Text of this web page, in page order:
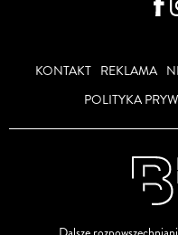
KONTAKT REKLAMA
POLITYKA